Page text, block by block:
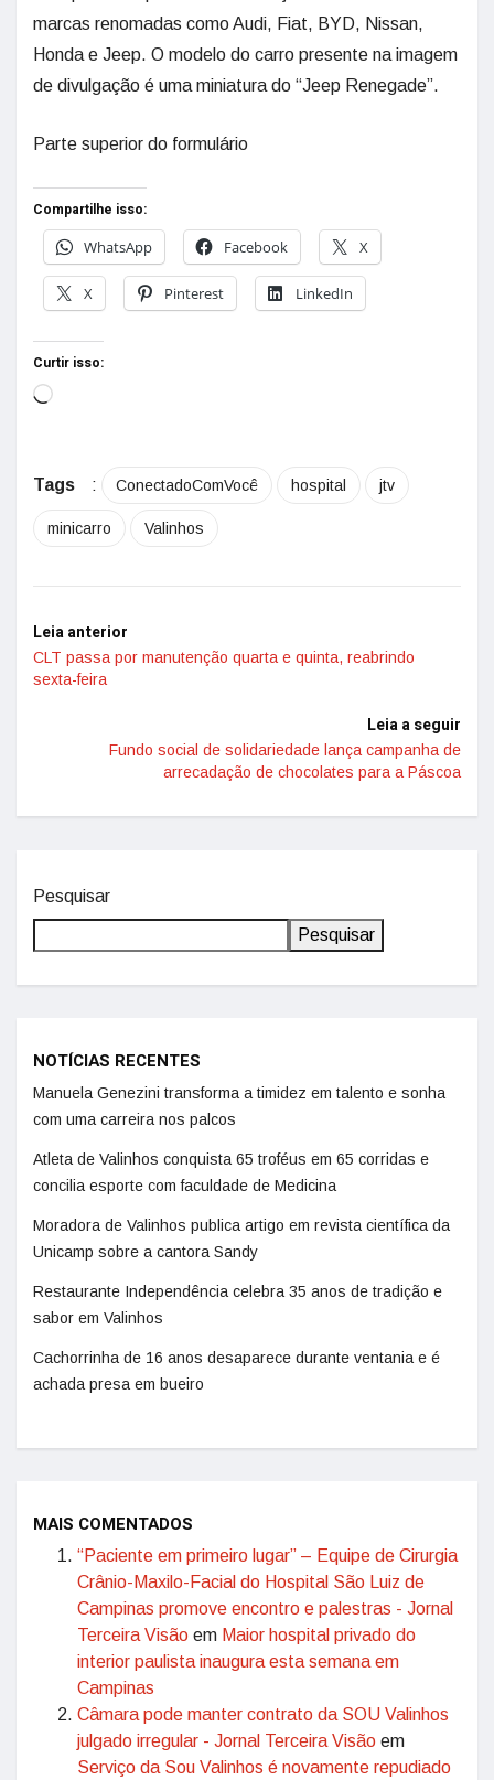
marcas renomadas como Audi, Fiat, BYD, Nissan,
Honda e Jeep. O modelo do carro presente na imagem
de divulgação é uma miniatura do “Jeep Renegade”.
Parte superior do formulário
Compartilhe isso:
WhatsApp
Facebook X
X Pinterest LinkedIn
Curtir isso:
Tags : ConectadoComVocê hospital jtv
minicarro Valinhos
Leia anterior
CLT passa por manutenção quarta e quinta, reabrindo
sexta-feira
Leia a seguir
Fundo social de solidariedade lança campanha de
arrecadação de chocolates para a Páscoa
Pesquisar
Pesquisar
NOTÍCIAS RECENTES
Manuela Genezini transforma a timidez em talento e sonha
com uma carreira nos palcos
Atleta de Valinhos conquista 65 troféus em 65 corridas e
concilia esporte com faculdade de Medicina
Moradora de Valinhos publica artigo em revista científica da
Unicamp sobre a cantora Sandy
Restaurante Independência celebra 35 anos de tradição e
sabor em Valinhos
Cachorrinha de 16 anos desaparece durante ventania e é
achada presa em bueiro
MAIS COMENTADOS
“Paciente em primeiro lugar” – Equipe de Cirurgia
Crânio-Maxilo-Facial do Hospital São Luiz de
Campinas promove encontro e palestras - Jornal
Terceira Visão em Maior hospital privado do
interior paulista inaugura esta semana em
Campinas
Câmara pode manter contrato da SOU Valinhos
julgado irregular - Jornal Terceira Visão em
Serviço da Sou Valinhos é novamente repudiado